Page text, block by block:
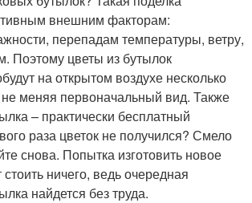
внешним факторам:
перепадам температуры, ветру,
Поэтому цветы из бутылок
на открытом воздухе несколько
меняя первоначальный вид. Также
– практически бесплатный
раза цветок не получился? Смело
снова. Попытка изготовить новое
стоить ничего, ведь очередная
найдется без труда.